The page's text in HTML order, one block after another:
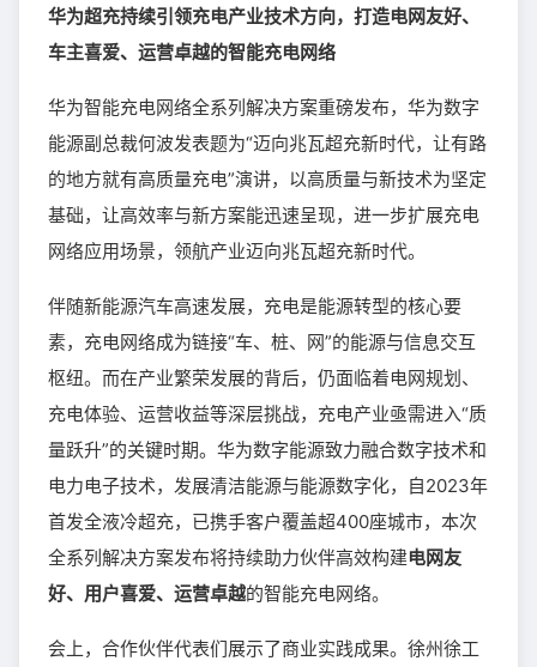
华为超充持续引领充电产业技术方向，打造电网友好、
车主喜爱、运营卓越的智能充电网络
华为智能充电网络全系列解决方案重磅发布，华为数字
能源副总裁何波发表题为“迈向兆瓦超充新时代，让有路
的地方就有高质量充电”演讲，以高质量与新技术为坚定
基础，让高效率与新方案能迅速呈现，进一步扩展充电
网络应用场景，领航产业迈向兆瓦超充新时代。
伴随新能源汽车高速发展，充电是能源转型的核心要
素，充电网络成为链接“车、桩、网”的能源与信息交互
枢纽。而在产业繁荣发展的背后，仍面临着电网规划、
充电体验、运营收益等深层挑战，充电产业亟需进入“质
量跃升”的关键时期。华为数字能源致力融合数字技术和
电力电子技术，发展清洁能源与能源数字化，自2023年
首发全液冷超充，已携手客户覆盖超400座城市，本次
全系列解决方案发布将持续助力伙伴高效构建电网友
好、用户喜爱、运营卓越的智能充电网络。
会上，合作伙伴代表们展示了商业实践成果。徐州徐工